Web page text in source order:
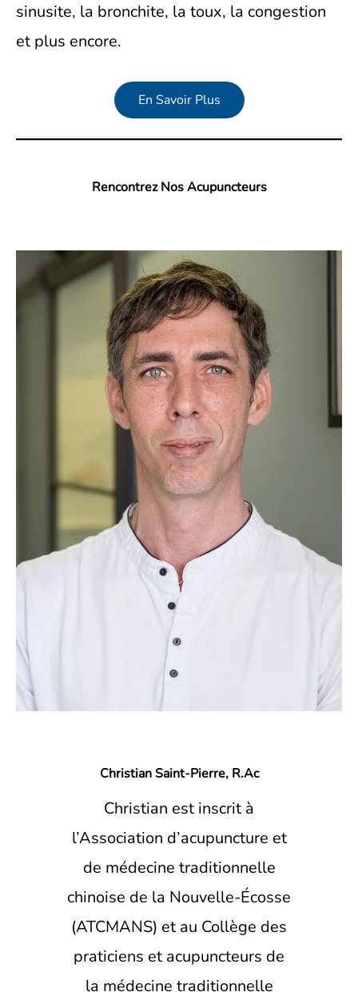
sinusite, la bronchite, la toux, la congestion
et plus encore.
En Savoir Plus
Rencontrez Nos Acupuncteurs
Christian Saint-Pierre, R.Ac
Christian est inscrit à
l’Association d’acupuncture et
de médecine traditionnelle
chinoise de la Nouvelle-Écosse
(ATCMANS) et au Collège des
praticiens et acupuncteurs de
la médecine traditionnelle